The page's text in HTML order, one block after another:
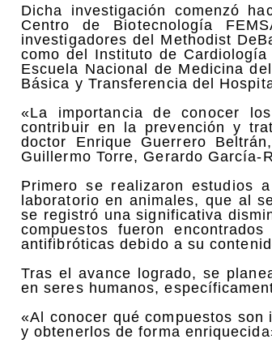
Dicha investigación comenzó
Centro de Biotecnología
investigadores del Methodist
como del Instituto de
Escuela Nacional de Medicina
Básica y Transferencia del
«La importancia de conocer
contribuir en la prevención y
doctor Enrique Guerrero
Guillermo Torre, Gerardo García-
Primero se realizaron estudios
laboratorio en animales, que al
se registró una significativa
compuestos fueron
antifibróticas debido a su
Tras el avance logrado, se
en seres humanos,
«Al conocer qué compuestos
y obtenerlos de forma